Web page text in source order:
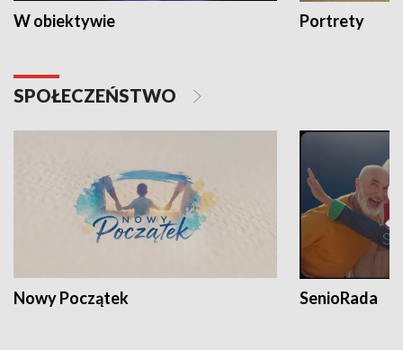
W obiektywie Portrety
SPOŁECZEŃSTWO
Nowy Początek SenioRada